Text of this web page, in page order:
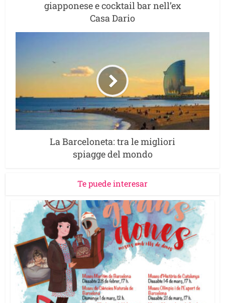
giapponese e cocktail bar nell’ex
Casa Dario
La Barceloneta: tra le migliori
spiagge del mondo
Te puede interesar